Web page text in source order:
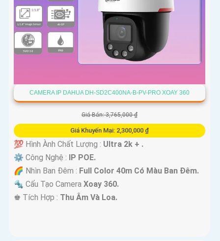
CAMERA IP DAHUA DH-SD2C400NA-B-PV-PRO XOAY 360
Giá Bán: 3,765,000 ₫
Giá Khuyến Mại: 2,300,000 ₫
💯 Hình Ành Chất Lượng : Ultra 2k + .
⚙ Công Nghệ :
IP POE.
🌈 Nhìn Ban Đêm : Full Color 40m Có Màu Ban Ðêm.
🔩 Cấu Tạo Camera Xoay 360.
️♚ Tích Hợp : Thu Âm Và Loa.